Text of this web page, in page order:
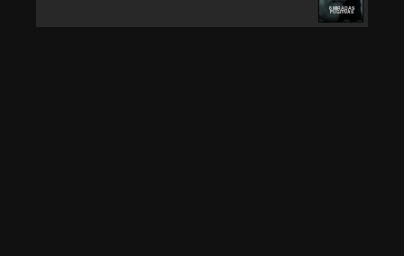
8 MIRADAS
FUGITIVAS